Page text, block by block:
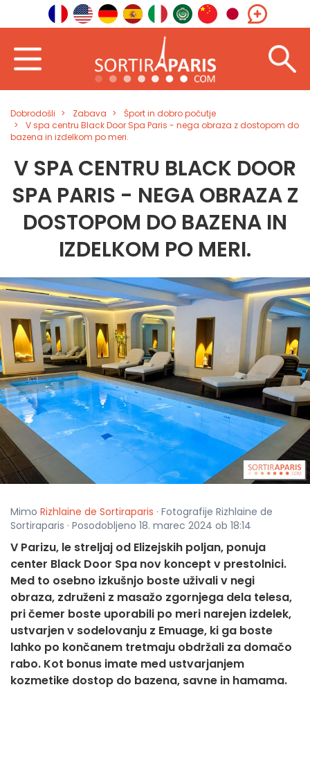
Dobrodošli Zabava
Šport in dobro počutje
V spa centru Black Door Spa Paris - nega obraza z dostopom do
bazena in izdelkom po meri.
V SPA CENTRU BLACK DOOR
SPA PARIS - NEGA OBRAZA Z
DOSTOPOM DO BAZENA IN
IZDELKOM PO MERI.
Mimo Rizhlaine de Sortiraparis · Fotografije Rizhlaine de
Sortiraparis · Posodobljeno 18. marec 2024 ob 18:14
V Parizu, le streljaj od Elizejskih poljan, ponuja
center Black Door Spa nov koncept v prestolnici.
Med to osebno izkušnjo boste uživali v negi
obraza, združeni z masažo zgornjega dela telesa,
pri čemer boste uporabili po meri narejen izdelek,
ustvarjen v sodelovanju z Emuage, ki ga boste
lahko po končanem tretmaju obdržali za domačo
rabo. Kot bonus imate med ustvarjanjem
kozmetike dostop do bazena, savne in hamama.